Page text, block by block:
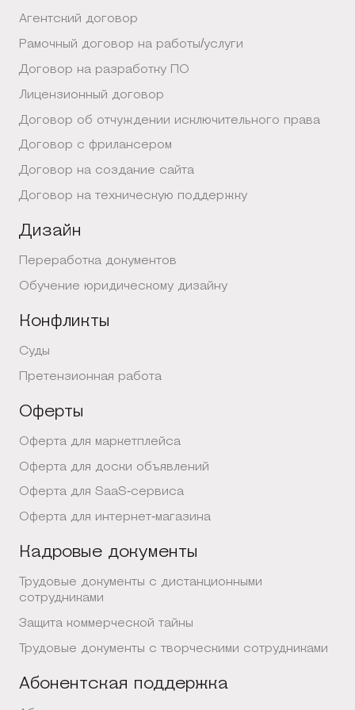
Агентский договор
Рамочный договор на работы/услуги
Договор на разработку ПО
Лицензионный договор
Договор об отчуждении исключительного права
Договор с фрилансером
Договор на создание сайта
Договор на техническую поддержку
Дизайн
Переработка документов
Обучение юридическому дизайну
Конфликты
Суды
Претензионная работа
Оферты
Оферта для маркетплейса
Оферта для доски объявлений
Оферта для SaaS-сервиса
Оферта для интернет-магазина
Кадровые документы
Трудовые документы с дистанционными
сотрудниками
Защита коммерческой тайны
Трудовые документы с творческими сотрудниками
Абонентская поддержка
Свяжитесь с нами